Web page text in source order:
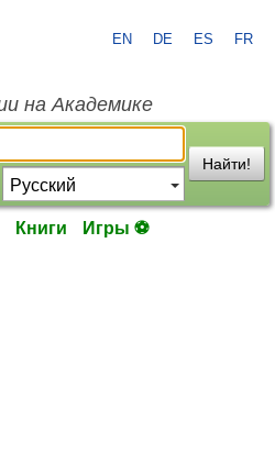
EN DE ES FR
на Академике
Найти!
Книги Игры ⚽